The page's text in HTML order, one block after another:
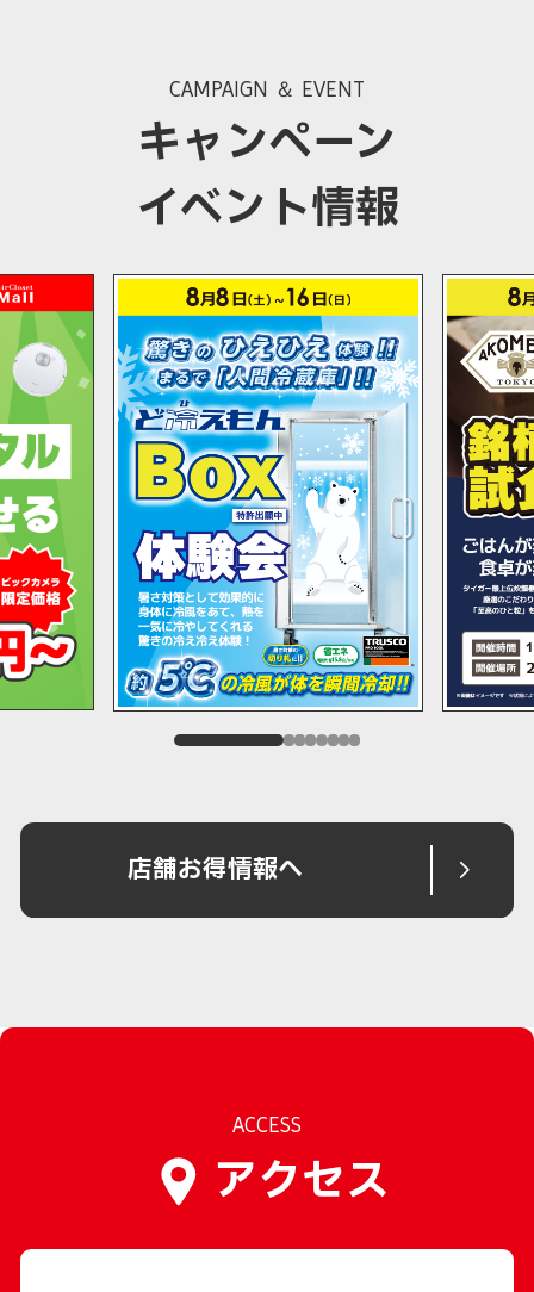
CAMPAIGN ＆ EVENT
キャンペーン
イベント情報
店舗お得情報へ
ACCESS
アクセス